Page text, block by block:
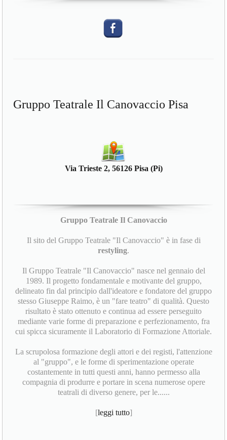
Gruppo Teatrale Il Canovaccio Pisa
Via Trieste 2, 56126 Pisa (Pi)
Gruppo Teatrale Il Canovaccio
Il sito del Gruppo Teatrale "Il Canovaccio" è in fase di
restyling.
Il Gruppo Teatrale "Il Canovaccio" nasce nel gennaio del
1989. Il progetto fondamentale e motivante del gruppo,
delineato fin dal principio dall'ideatore e fondatore del gruppo
stesso Giuseppe Raimo, è un "fare teatro" di qualità. Questo
risultato è stato ottenuto e continua ad essere perseguito
mediante varie forme di preparazione e perfezionamento, fra
cui spicca sicuramente il Laboratorio di Formazione Attoriale.
La scrupolosa formazione degli attori e dei registi, l'attenzione
al "gruppo", e le forme di sperimentazione operate
costantemente in tutti questi anni, hanno permesso alla
compagnia di produrre e portare in scena numerose opere
teatrali di diverso genere, per le......
[leggi tutto]